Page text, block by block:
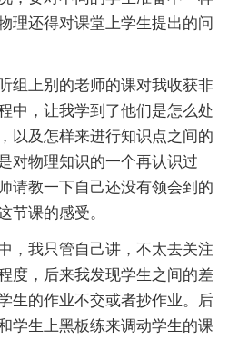
理还得对课堂上学生提出的问
上别的老师的课对我收获非
中，让我学到了他们是怎么处
以及怎样来进行知识点之间的
对物理知识的一个再认识过
请教一下自己还没有领会到的
节课的感受。
我只管自己讲，不太去关注
度，后来我发现学生之间的差
生的作业不交或者抄作业。后
学生上黑板练来调动学生的课